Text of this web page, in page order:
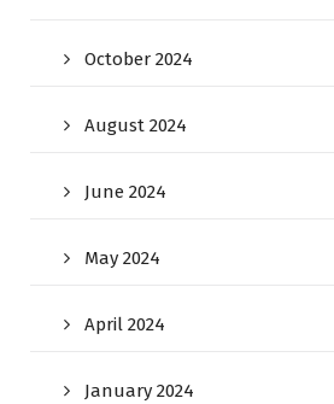
October 2024
August 2024
June 2024
May 2024
April 2024
January 2024